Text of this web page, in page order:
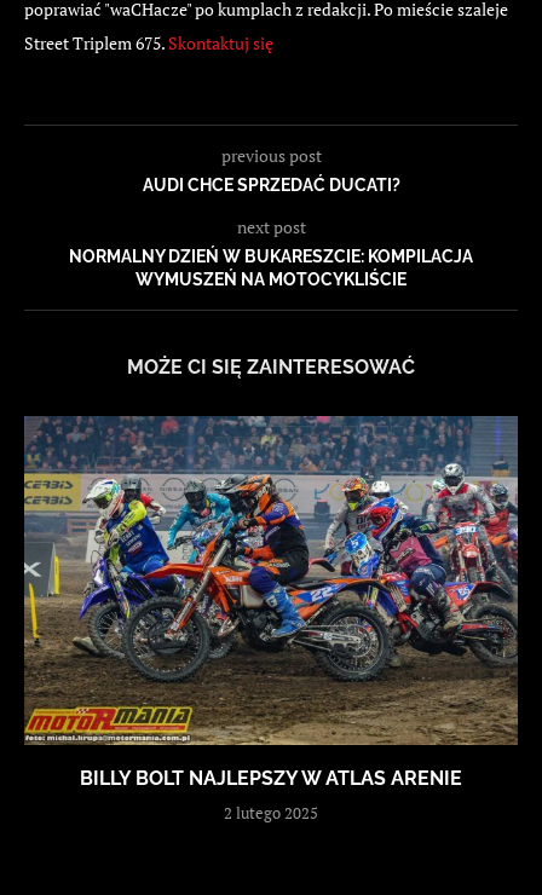
poprawiać "waCHacze" po kumplach z redakcji. Po mieście szaleje
Street Triplem 675. Skontaktuj się
previous post
AUDI CHCE SPRZEDAĆ DUCATI?
next post
NORMALNY DZIEŃ W BUKARESZCIE: KOMPILACJA
WYMUSZEŃ NA MOTOCYKLIŚCIE
MOŻE CI SIĘ ZAINTERESOWAĆ
BILLY BOLT NAJLEPSZY W ATLAS ARENIE
2 lutego 2025